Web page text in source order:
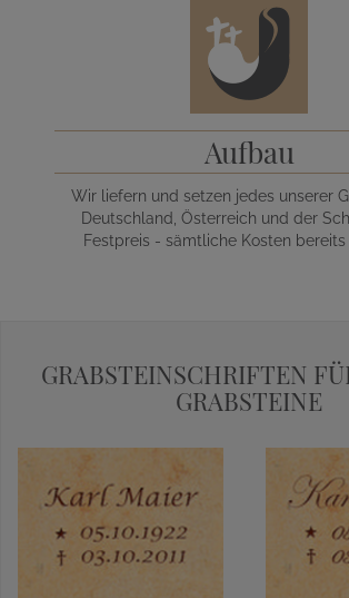
Aufbau
Wir liefern und setzen jedes unserer
Deutschland, Österreich und der
Festpreis - sämtliche Kosten bereits
GRABSTEINSCHRIFTEN
GRABSTEINE